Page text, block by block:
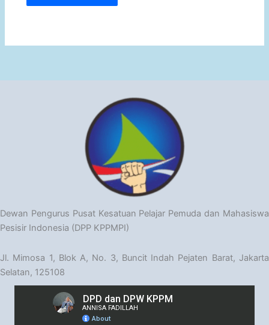
Dewan Pengurus Pusat Kesatuan Pelajar Pemuda dan Mahasiswa
Pesisir Indonesia (DPP KPPMPI)
Jl. Mimosa 1, Blok A, No. 3, Buncit Indah Pejaten Barat, Jakarta
Selatan, 125108